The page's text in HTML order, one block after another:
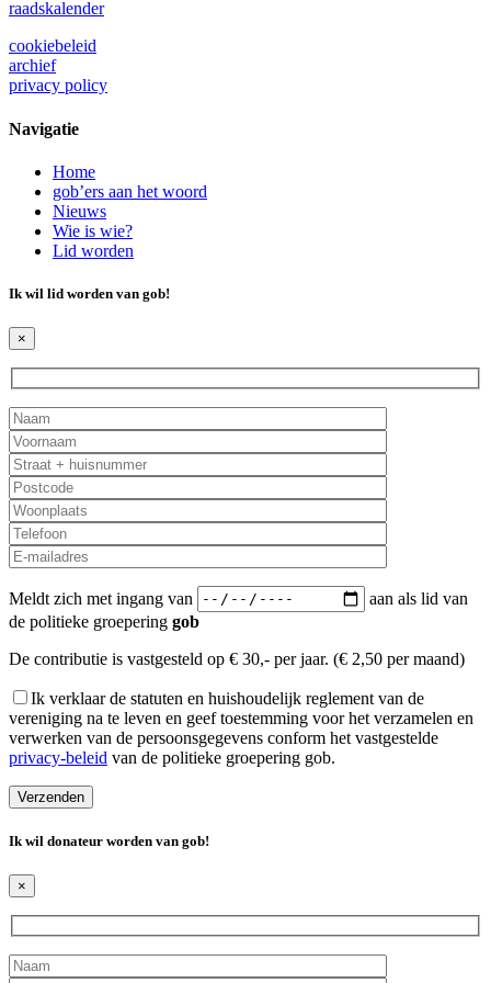
raadskalender
cookiebeleid
archief
privacy policy
Navigatie
Home
gob’ers aan het woord
Nieuws
Wie is wie?
Lid worden
Ik wil lid worden van gob!
×
Meldt zich met ingang van
aan als lid van
de politieke groepering gob
De contributie is vastgesteld op € 30,- per jaar. (€ 2,50 per maand)
Ik verklaar de statuten en huishoudelijk reglement van de
vereniging na te leven en geef toestemming voor het verzamelen en
verwerken van de persoonsgegevens conform het vastgestelde
privacy-beleid van de politieke groepering gob.
Ik wil donateur worden van gob!
×